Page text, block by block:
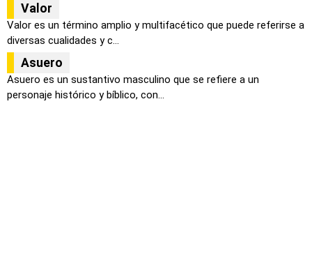
Valor
Valor es un término amplio y multifacético que puede referirse a
diversas cualidades y c...
Asuero
Asuero es un sustantivo masculino que se refiere a un
personaje histórico y bíblico, con...